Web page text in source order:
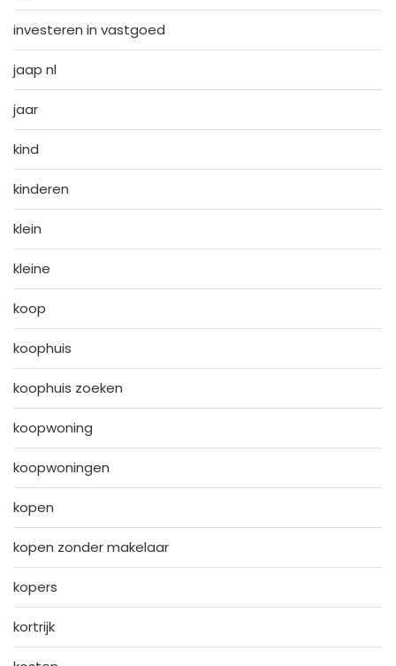
investeren in vastgoed
jaap nl
jaar
kind
kinderen
klein
kleine
koop
koophuis
koophuis zoeken
koopwoning
koopwoningen
kopen
kopen zonder makelaar
kopers
kortrijk